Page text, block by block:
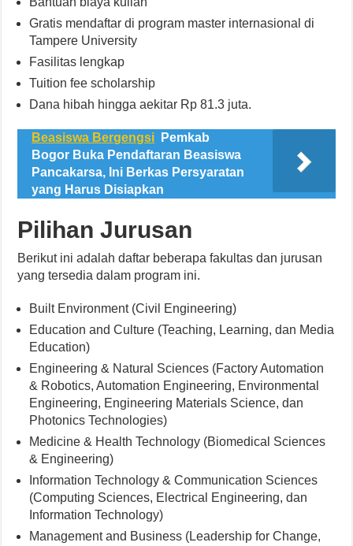
Gratis mendaftar di program master internasional di
Tampere University
Fasilitas lengkap
Tuition fee scholarship
Dana hibah hingga aekitar Rp 81.3 juta.
Beasiswa Bergengsi
Pemkab
Bogor Buka Pendaftaran Beasiswa
Pancakarsa, Ini Berkas Persyaratan
yang Harus Disiapkan
Pilihan Jurusan
Berikut ini adalah daftar beberapa fakultas dan jurusan
yang tersedia dalam program ini.
Built Environment (Civil Engineering)
Education and Culture (Teaching, Learning, dan Media
Education)
Engineering & Natural Sciences (Factory Automation
& Robotics, Automation Engineering, Environmental
Engineering, Engineering Materials Science, dan
Photonics Technologies)
Medicine & Health Technology (Biomedical Sciences
& Engineering)
Information Technology & Communication Sciences
(Computing Sciences, Electrical Engineering, dan
Information Technology)
Management and Business (Leadership for Change,